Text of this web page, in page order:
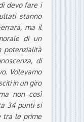
devo fare i
stanno
ma il
di un
potenzialità
di
Volevamo
in un giro
non così
34 punti si
tra le prime